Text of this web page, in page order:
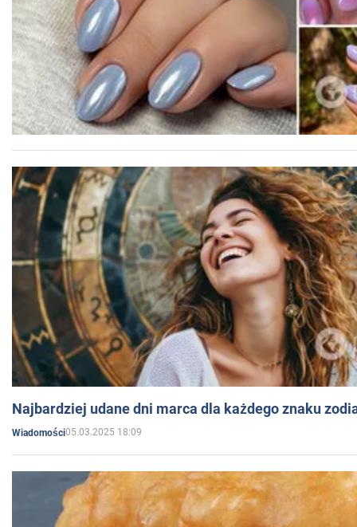
Najbardziej udane dni marca dla każdego znaku
Wiadomości05.03.2025 18:09